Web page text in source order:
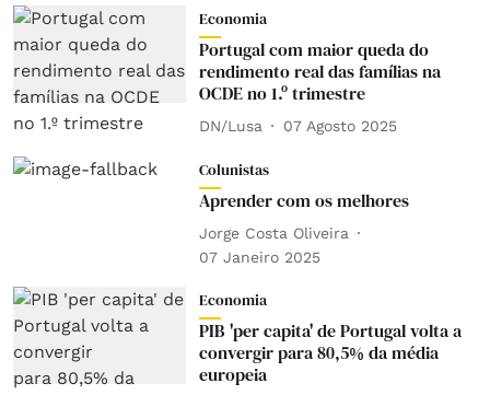
Economia
Portugal com maior queda do
rendimento real das famílias na
OCDE no 1.º trimestre
DN/Lusa 07 Agosto 2025
Colunistas
Aprender com os melhores
Jorge Costa Oliveira
07 Janeiro 2025
Economia
PIB 'per capita' de Portugal volta a
convergir para 80,5% da média
europeia